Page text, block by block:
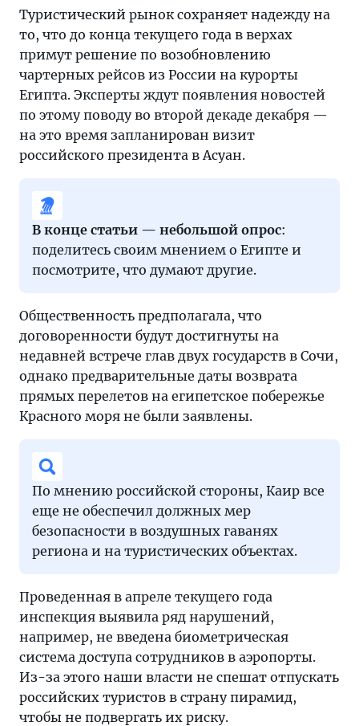
сохраняет
надежду
на
то,
что
до
конца
текущего
верхах
примут
решение
по
чартерных
рейсов
из
России
на
курорты
Туристический рынок сохраняет надежду на
то, что до конца текущего года в верхах
примут решение по возобновлению
чартерных рейсов из России на курорты
Египта. Эксперты ждут появления новостей
по этому поводу во второй декаде декабря —
на это время запланирован визит
российского президента в Асуан.
В конце статьи — небольшой опрос:
поделитесь своим мнением о Египте и
посмотрите, что думают другие.
Общественность предполагала, что
договоренности будут достигнуты на
недавней встрече глав двух государств в Сочи,
однако предварительные даты возврата
прямых перелетов на египетское побережье
Красного моря не были заявлены.
По мнению российской стороны, Каир все
еще не обеспечил должных мер
безопасности в воздушных гаванях
региона и на туристических объектах.
Проведенная в апреле текущего года
инспекция выявила ряд нарушений,
например, не введена биометрическая
система доступа сотрудников в аэропорты.
Из-за этого наши власти не спешат отпускать
российских туристов в страну пирамид,
чтобы не подвергать их риску.